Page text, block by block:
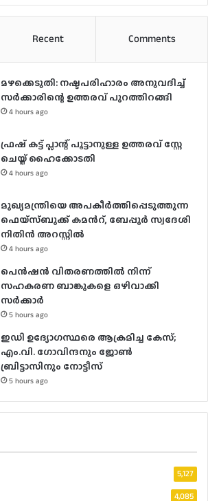
Recent Comments
മഴക്കെടുതി: നഷ്ടപരിഹാരം അനുവദിച്ച്
സർക്കാരിന്റെ ഉത്തരവ് പുറത്തിറങ്ങി
4 hours ago
ഫ്രഷ് കട്ട് പ്ലാന്റ് പൂട്ടാനുള്ള ഉത്തരവ് സ്റ്റേ
ചെയ്ത് ഹൈക്കോടതി
4 hours ago
മുഖ്യമന്ത്രിയെ അപകീർത്തിപ്പെടുത്തുന്ന
ഫെയ്സ്ബുക്ക് കമന്‍റ്, ബേപ്പൂർ സ്വദേശി
നിതിൻ അറസ്റ്റിൽ
4 hours ago
പെൻഷൻ വിതരണത്തിൽ നിന്ന്
സഹകരണ ബാങ്കുകളെ ഒഴിവാക്കി
സർക്കാർ
5 hours ago
ഇഡി ഉദ്യോഗസ്ഥരെ ആക്രമിച്ച കേസ്;
എം.വി. ഗോവിന്ദനും ജോൺ
ബ്രിട്ടാസിനും നോട്ടീസ്
5 hours ago
5,127
4,085